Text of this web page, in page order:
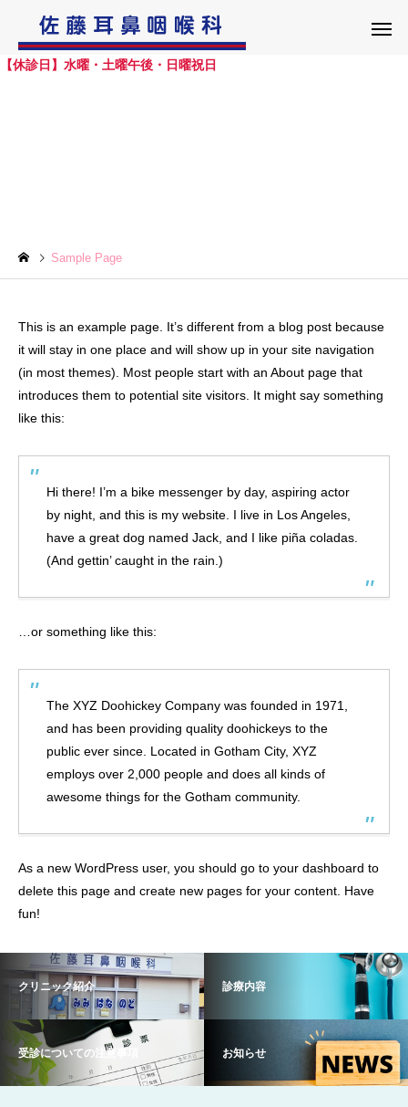
【休診日】水曜・土曜午後・日曜祝日
Sample Page
This is an example page. It’s different from a blog post because
it will stay in one place and will show up in your site navigation
(in most themes). Most people start with an About page that
introduces them to potential site visitors. It might say something
like this:
Hi there! I’m a bike messenger by day, aspiring actor
by night, and this is my website. I live in Los Angeles,
have a great dog named Jack, and I like piña coladas.
(And gettin’ caught in the rain.)
…or something like this:
The XYZ Doohickey Company was founded in 1971,
and has been providing quality doohickeys to the
public ever since. Located in Gotham City, XYZ
employs over 2,000 people and does all kinds of
awesome things for the Gotham community.
As a new WordPress user, you should go to your dashboard to
delete this page and create new pages for your content. Have
fun!
クリニック紹介 診療内容
受診についての注意事項 お知らせ